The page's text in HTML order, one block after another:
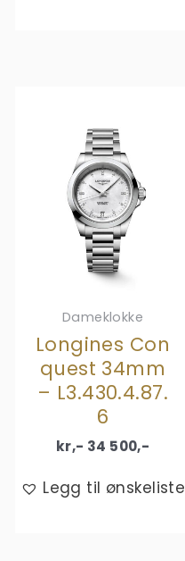
Dameklokke
Longines Con
quest 34mm
– L3.430.4.87.
6
kr,- 34 500,-
Legg til ønskeliste